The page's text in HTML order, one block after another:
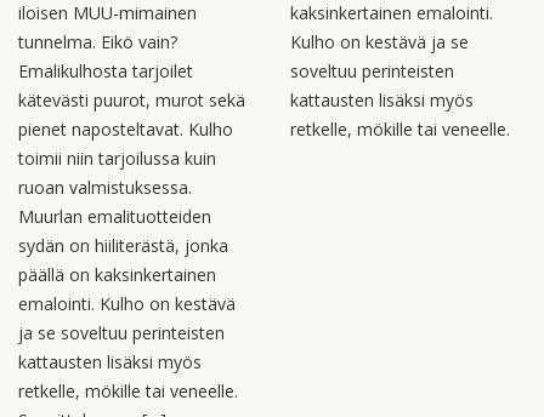
iloisen MUU-mimainen
tunnelma. Eikö vain?
Emalikulhosta tarjoilet
kätevästi puurot, murot sekä
pienet naposteltavat. Kulho
toimii niin tarjoilussa kuin
ruoan valmistuksessa.
Muurlan emalituotteiden
sydän on hiiliterästä, jonka
päällä on kaksinkertainen
emalointi. Kulho on kestävä
ja se soveltuu perinteisten
kattausten lisäksi myös
retkelle, mökille tai veneelle.
kaksinkertainen emalointi.
Kulho on kestävä ja se
soveltuu perinteisten
kattausten lisäksi myös
retkelle, mökille tai veneelle.